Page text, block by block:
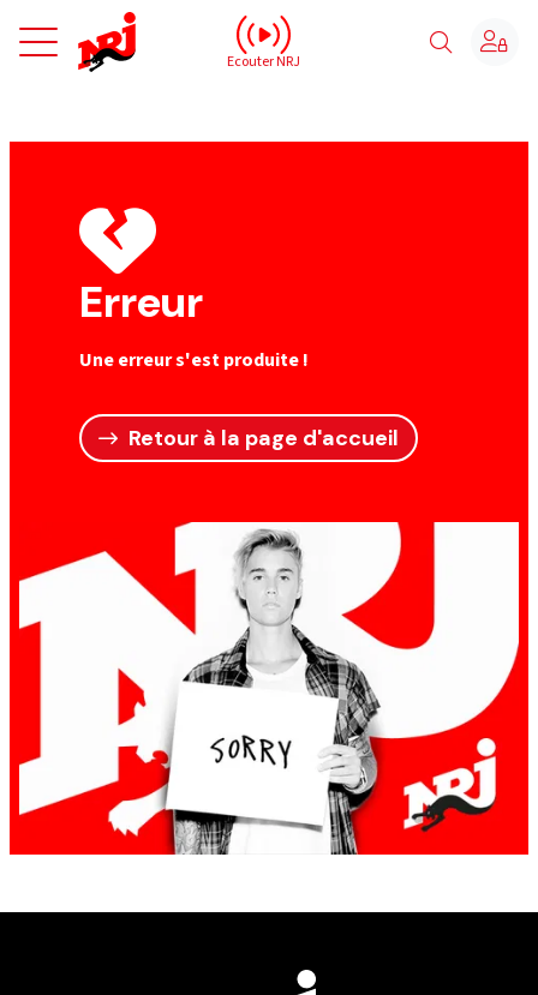
NRJ - Accueil
Ecouter NRJ
Erreur
Une erreur s'est produite !
Retour à la page d'accueil